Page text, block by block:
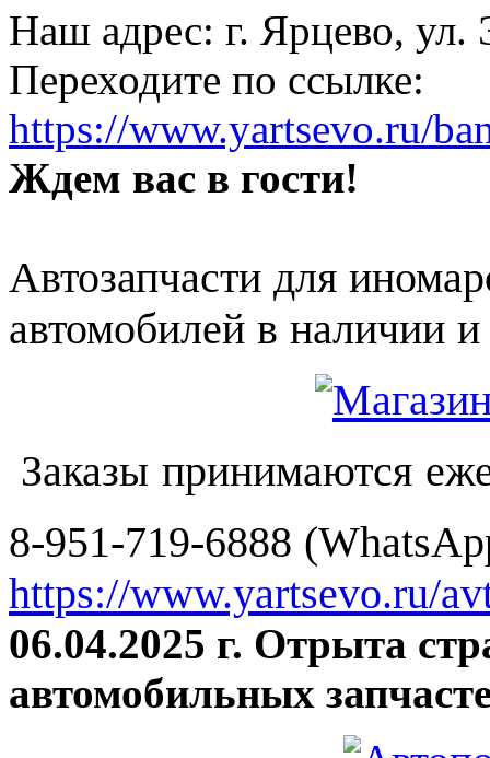
Наш адрес: г. Ярцево, ул.
Переходите по ссылке:
https://www.yartsevo.ru/
Ждем вас в гости!
Автозапчасти для
автомобилей в наличии и
Заказы принимаются
8-951-719-6888
https://www.yartsevo.ru/
06.04.2025 г. Отрыта
автомобильных